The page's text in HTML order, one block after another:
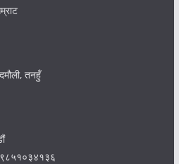
तनहुँ
९८५१०३४१३६